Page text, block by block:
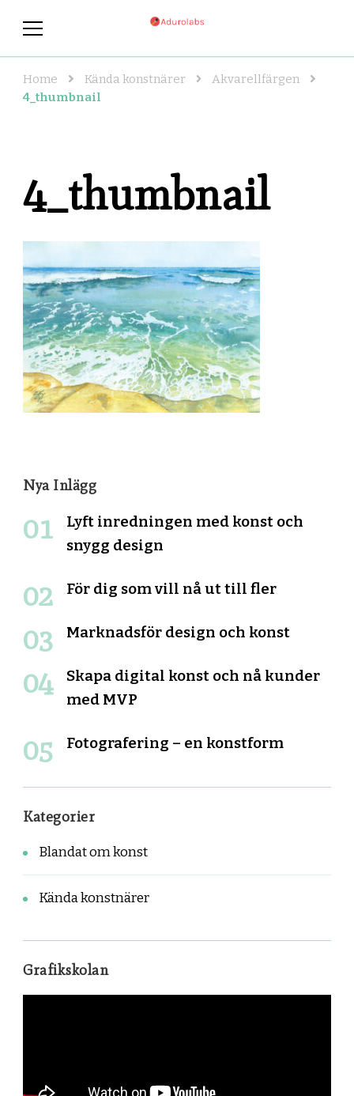
design
Home Kända konstnärer
Akvarellfärgen
4_thumbnail
4_thumbnail
Nya Inlägg
Lyft inredningen med konst och
snygg design
För dig som vill nå ut till fler
Marknadsför design och konst
Skapa digital konst och nå kunder
med MVP
Fotografering – en konstform
Kategorier
Blandat om konst
Kända konstnärer
Grafikskolan